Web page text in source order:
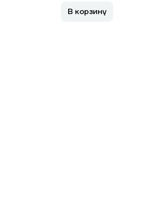
В корзину